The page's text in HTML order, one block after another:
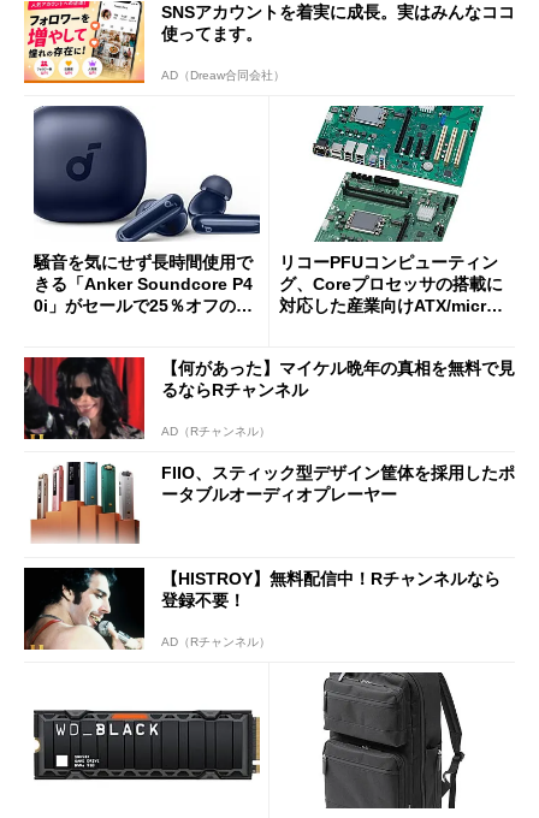
SNSアカウントを着実に成長。実はみんなココ
使ってます。
AD（Dreaw合同会社）
騒音を気にせず長時間使用で
きる「Anker Soundcore P4
0i」がセールで25％オフの59
リコーPFUコンピューティン
グ、Coreプロセッサの搭載に
対応した産業向けATX/micro
【何があった】マイケル晩年の真相を無料で見
るならRチャンネル
AD（Rチャンネル）
FIIO、スティック型デザイン筐体を採用したポ
ータブルオーディオプレーヤー
【HISTROY】無料配信中！Rチャンネルなら
登録不要！
AD（Rチャンネル）